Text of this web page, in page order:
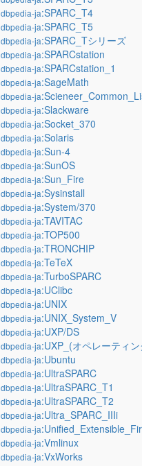
dbpedia-ja:SPARC_T4
dbpedia-ja:SPARC_T5
dbpedia-ja:SPARC_Tシリーズ
dbpedia-ja:SPARCstation
dbpedia-ja:SPARCstation_1
dbpedia-ja:SageMath
dbpedia-ja
dbpedia-ja:Slackware
dbpedia-ja:Socket_370
dbpedia-ja:Solaris
dbpedia-ja:Sun-4
dbpedia-ja:SunOS
dbpedia-ja:Sun_Fire
dbpedia-ja:Sysinstall
dbpedia-ja:System/370
dbpedia-ja:TAVITAC
dbpedia-ja:TOP500
dbpedia-ja:TRONCHIP
dbpedia-ja:TeTeX
dbpedia-ja:TurboSPARC
dbpedia-ja:UClibc
dbpedia-ja:UNIX
dbpedia-ja:UNIX_System_V
dbpedia-ja:UXP/DS
dbpedia-ja:UXP_(オペレーティ
dbpedia-ja:Ubuntu
dbpedia-ja:UltraSPARC
dbpedia-ja:UltraSPARC_T1
dbpedia-ja:UltraSPARC_T2
dbpedia-ja:Ultra_SPARC_IIIi
dbpedia-ja
dbpedia-ja:Vmlinux
dbpedia-ja:VxWorks